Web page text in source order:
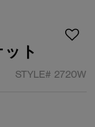
ト
STYLE# 2720W